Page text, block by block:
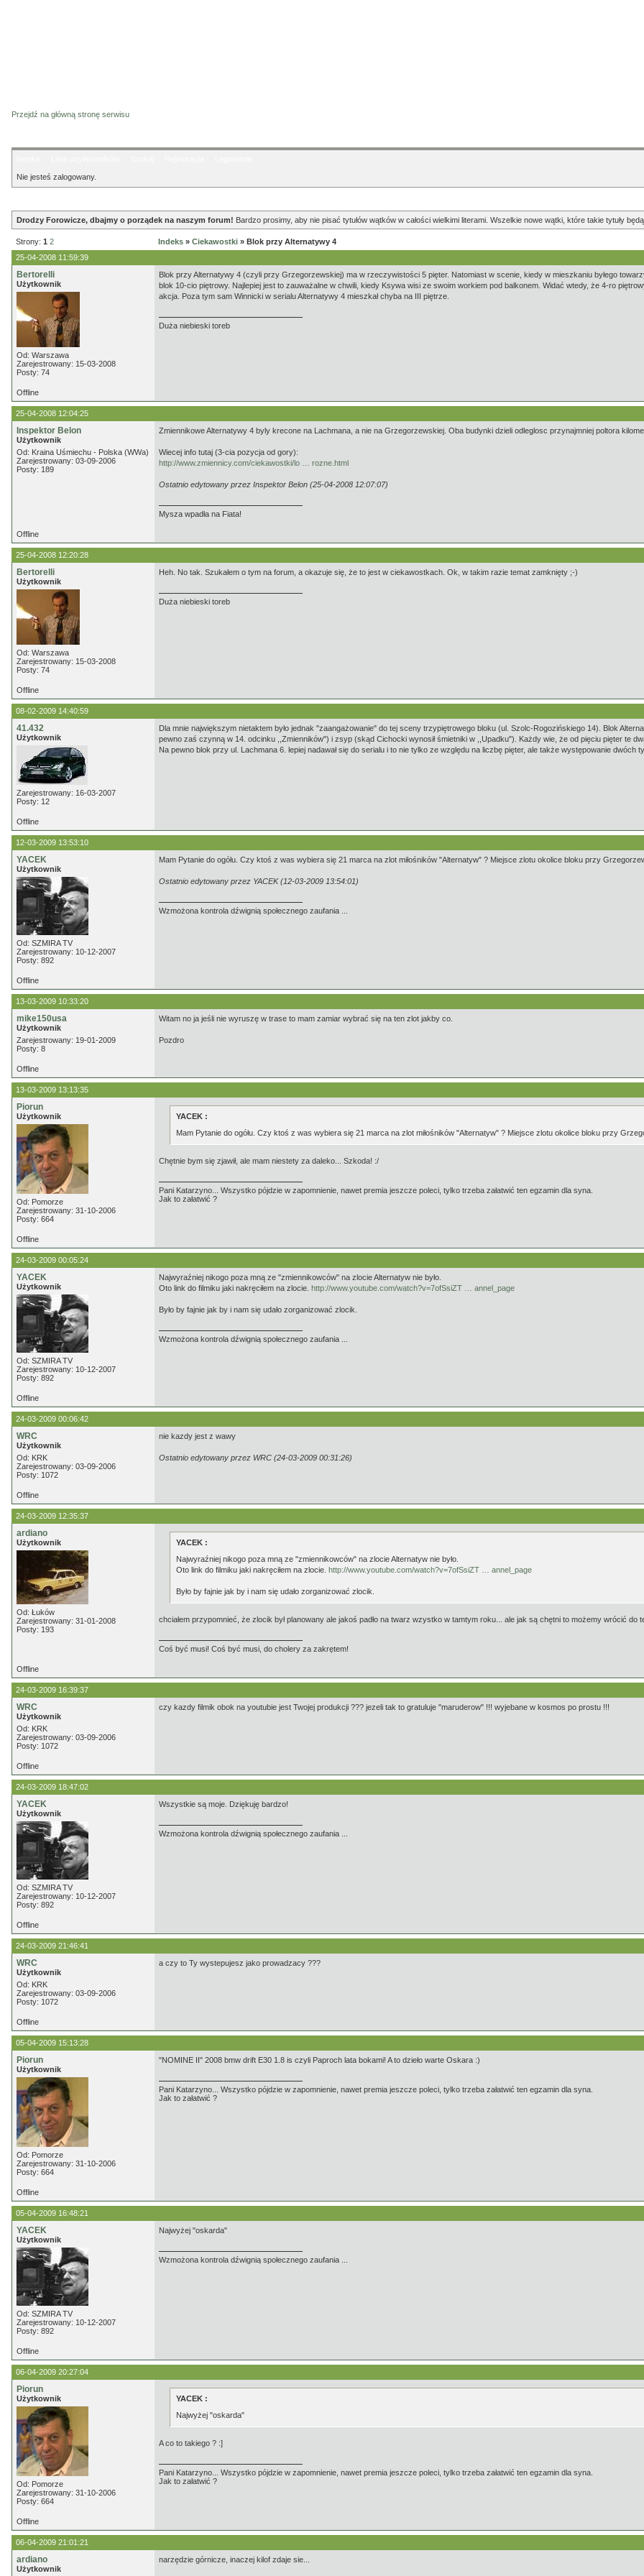
Przejdź na główną stronę serwisu
Nie jesteś zalogowany.
Drodzy Forowicze, dbajmy o porządek na naszym forum! Bardzo prosimy, aby nie pisać tytułów wątków w całości wielkimi literami. Wszelkie nowe wątki, które takie tytuły
Strony: 1 2 Indeks » Ciekawostki » Blok przy Alternatywy 4
25-04-2008 11:59:39
Bertorelli
Użytkownik
Od: Warszawa
Zarejestrowany: 15-03-2008
Posty: 74
Blok przy Alternatywy 4 (czyli przy Grzegorzewskiej) ma w rzeczywistości 5 pięter. Natomiast w scenie, kiedy w mieszkaniu byłego
blok 10-cio piętrowy. Najlepiej jest to zauważalne w chwili, kiedy Ksywa wisi ze swoim workiem pod balkonem. Widać wtedy, że 4-ro
akcja. Poza tym sam Winnicki w serialu Alternatywy 4 mieszkał chyba na III piętrze.
Duża niebieski toreb
Offline
25-04-2008 12:04:25
Inspektor Belon
Użytkownik
Od: Kraina Uśmiechu - Polska (WWa)
Zarejestrowany: 03-09-2006
Posty: 189
Zmiennikowe Alternatywy 4 byly krecone na Lachmana, a nie na Grzegorzewskiej. Oba budynki dzieli odleglosc przynajmniej poltora
Wiecej info tutaj (3-cia pozycja od gory):
http://www.zmiennicy.com/ciekawostki/lo … rozne.html
Ostatnio edytowany przez Inspektor Belon (25-04-2008 12:07:07)
Mysza wpadła na Fiata!
Offline
25-04-2008 12:20:28
Bertorelli
Użytkownik
Od: Warszawa
Zarejestrowany: 15-03-2008
Posty: 74
Heh. No tak. Szukałem o tym na forum, a okazuje się, że to jest w ciekawostkach. Ok, w takim razie temat zamknięty ;-)
Duża niebieski toreb
Offline
08-02-2009 14:40:59
41.432
Użytkownik
Zarejestrowany: 16-03-2007
Posty: 12
Dla mnie największym nietaktem było jednak "zaangażowanie" do tej sceny trzypiętrowego bloku (ul. Szolc-Rogozińskiego 14). Blok
pewno zaś czynną w 14. odcinku ,,Zmienników") i zsyp (skąd Cichocki wynosił śmietniki w ,,Upadku"). Każdy wie, że od pięciu pięter te
Na pewno blok przy ul. Lachmana 6. lepiej nadawał się do serialu i to nie tylko ze względu na liczbę pięter, ale także występowanie dwóch
Offline
12-03-2009 13:53:10
YACEK
Użytkownik
Od: SZMIRA TV
Zarejestrowany: 10-12-2007
Posty: 892
Mam Pytanie do ogółu. Czy ktoś z was wybiera się 21 marca na zlot miłośników "Alternatyw" ? Miejsce zlotu okolice bloku przy
Ostatnio edytowany przez YACEK (12-03-2009 13:54:01)
Wzmożona kontrola dźwignią społecznego zaufania ...
Offline
13-03-2009 10:33:20
mike150usa
Użytkownik
Zarejestrowany: 19-01-2009
Posty: 8
Witam no ja jeśli nie wyruszę w trase to mam zamiar wybrać się na ten zlot jakby co.
Pozdro
Offline
13-03-2009 13:13:35
Piorun
Użytkownik
Od: Pomorze
Zarejestrowany: 31-10-2006
Posty: 664
YACEK :
Mam Pytanie do ogółu. Czy ktoś z was wybiera się 21 marca na zlot miłośników "Alternatyw" ? Miejsce zlotu okolice bloku przy
Chętnie bym się zjawił, ale mam niestety za daleko... Szkoda! :/
Pani Katarzyno... Wszystko pójdzie w zapomnienie, nawet premia jeszcze poleci, tylko trzeba załatwić ten egzamin dla syna.
Jak to załatwić ?
Offline
24-03-2009 00:05:24
YACEK
Użytkownik
Od: SZMIRA TV
Zarejestrowany: 10-12-2007
Posty: 892
Najwyraźniej nikogo poza mną ze "zmiennikowców" na zlocie Alternatyw nie było.
Oto link do filmiku jaki nakręciłem na zlocie. http://www.youtube.com/watch?v=7ofSsiZT … annel_page
Było by fajnie jak by i nam się udało zorganizować zlocik.
Wzmożona kontrola dźwignią społecznego zaufania ...
Offline
24-03-2009 00:06:42
WRC
Użytkownik
Od: KRK
Zarejestrowany: 03-09-2006
Posty: 1072
nie kazdy jest z wawy
Ostatnio edytowany przez WRC (24-03-2009 00:31:26)
Offline
24-03-2009 12:35:37
ardiano
Użytkownik
Od: Łuków
Zarejestrowany: 31-01-2008
Posty: 193
YACEK :
Najwyraźniej nikogo poza mną ze "zmiennikowców" na zlocie Alternatyw nie było.
Oto link do filmiku jaki nakręciłem na zlocie. http://www.youtube.com/watch?v=7ofSsiZT … annel_page
Było by fajnie jak by i nam się udało zorganizować zlocik.
chciałem przypomnieć, że zlocik był planowany ale jakoś padło na twarz wzystko w tamtym roku... ale jak są chętni to możemy wrócić do
Coś być musi! Coś być musi, do cholery za zakrętem!
Offline
24-03-2009 16:39:37
WRC
Użytkownik
Od: KRK
Zarejestrowany: 03-09-2006
Posty: 1072
czy kazdy filmik obok na youtubie jest Twojej produkcji ??? jezeli tak to gratuluje "maruderow" !!! wyjebane w kosmos po prostu !!!
Offline
24-03-2009 18:47:02
YACEK
Użytkownik
Od: SZMIRA TV
Zarejestrowany: 10-12-2007
Posty: 892
Wszystkie są moje. Dziękuję bardzo!
Wzmożona kontrola dźwignią społecznego zaufania ...
Offline
24-03-2009 21:46:41
WRC
Użytkownik
Od: KRK
Zarejestrowany: 03-09-2006
Posty: 1072
a czy to Ty wystepujesz jako prowadzacy ???
Offline
05-04-2009 15:13:28
Piorun
Użytkownik
Od: Pomorze
Zarejestrowany: 31-10-2006
Posty: 664
"NOMINE II" 2008 bmw drift E30 1.8 is czyli Paproch lata bokami! A to dzieło warte Oskara :)
Pani Katarzyno... Wszystko pójdzie w zapomnienie, nawet premia jeszcze poleci, tylko trzeba załatwić ten egzamin dla syna.
Jak to załatwić ?
Offline
05-04-2009 16:48:21
YACEK
Użytkownik
Od: SZMIRA TV
Zarejestrowany: 10-12-2007
Posty: 892
Najwyżej "oskarda"
Wzmożona kontrola dźwignią społecznego zaufania ...
Offline
06-04-2009 20:27:04
Piorun
Użytkownik
Od: Pomorze
Zarejestrowany: 31-10-2006
Posty: 664
YACEK :
Najwyżej "oskarda"
A co to takiego ? :]
Pani Katarzyno... Wszystko pójdzie w zapomnienie, nawet premia jeszcze poleci, tylko trzeba załatwić ten egzamin dla syna.
Jak to załatwić ?
Offline
06-04-2009 21:01:21
ardiano
Użytkownik
narzędzie górnicze, inaczej kilof zdaje sie...